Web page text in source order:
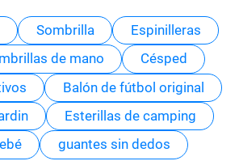
Sombrilla
Espinilleras
de mano
Césped
Balón de fútbol original
Esterillas de camping
guantes sin dedos